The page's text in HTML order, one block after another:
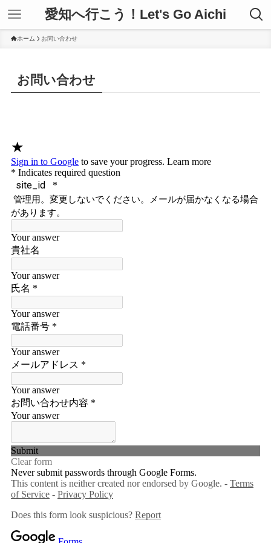
愛知へ行こう！Let's Go Aichi
ホーム お問い合わせ
お問い合わせ